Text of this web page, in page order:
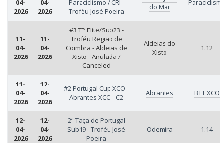
04-
2026
04-
2026
Paraciclismo / CRI -
Troféu José Poeira
do Mar
11-
04-
2026
11-
04-
2026
#3 TP Elite/Sub23 -
Troféu Região de
Coimbra - Aldeias de
Xisto - Anulada /
Canceled
Aldeias do
Xisto
1.12
11-
04-
2026
12-
04-
2026
#2 Portugal Cup XCO -
Abrantes XCO - C2
Abrantes BTT XCO
12-
04-
2026
12-
04-
2026
2ª Taça de Portugal
Sub19 - Troféu José
Poeira
Odemira 1.14